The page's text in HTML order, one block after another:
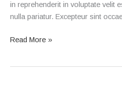
in reprehenderit in voluptate velit
nulla pariatur. Excepteur sint
Read More »